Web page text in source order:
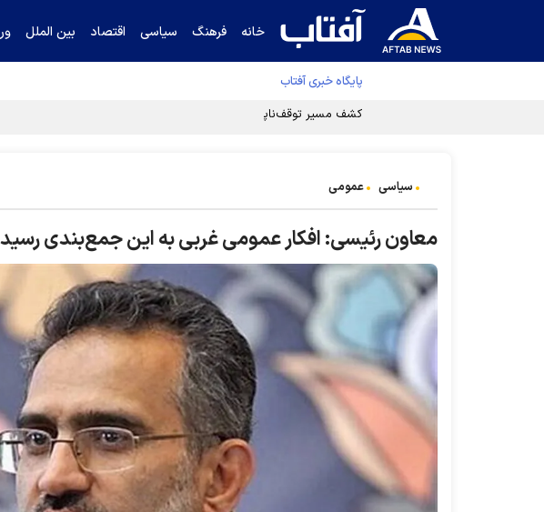
خانه فرهنگ سیاسی اقتصاد بین الملل
پایگاه خبری آفتاب
کشف مسیر توقف‌ناپذیری سلول‌های سرطانی
سیاسی عمومی
معاون رئیسی: افکار عمومی غربی به این جمع‌بندی